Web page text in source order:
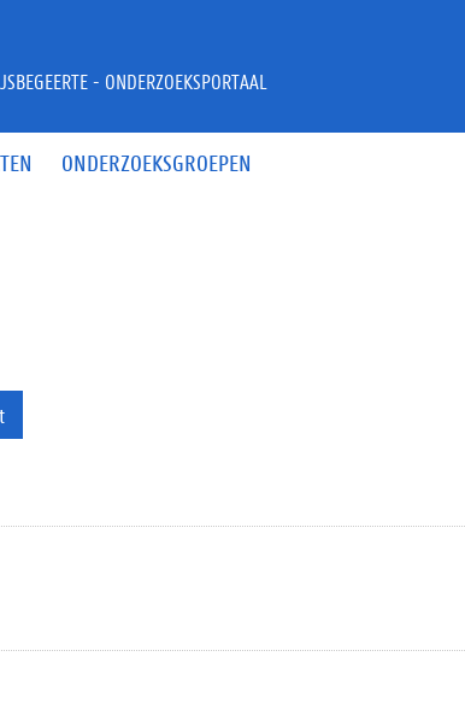
ONDERZOEKSGROEPEN
- ONDERZOEKSPORTAAL